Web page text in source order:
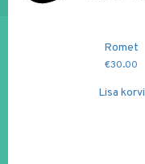
Romet
€30.00
Lisa korvi